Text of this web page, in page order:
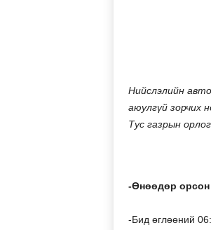
Нийслэлийн
аюулгүй зорчих
Тус газрын
-Өнөөдөр орсон
-Бид өглөөний